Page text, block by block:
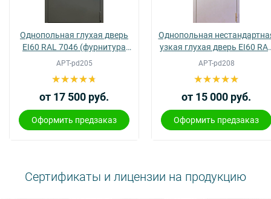
Однопольная глухая дверь
EI60 RAL 7046 (фурнитура
хром) (14)
АРТ-pd205
от 17 500 руб.
Оформить предзаказ
Однопольная
узкая глухая дверь EI60
9003 (11)
АРТ-pd208
от 15 000 руб.
Оформить предзаказ
Сертификаты и лицензии на продукцию